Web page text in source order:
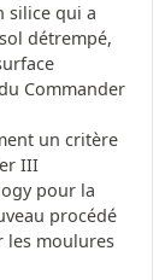
silice qui a
détrempé,
Commander
un critère
III
pour la
procédé
les moulures